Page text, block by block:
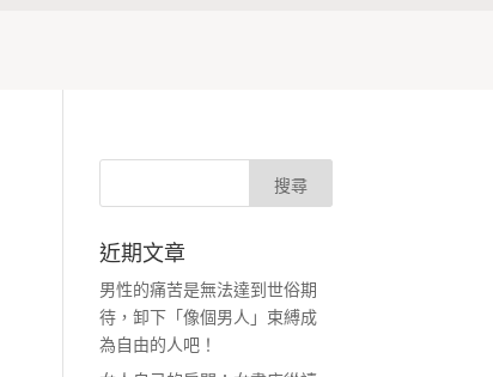
近期文章
男性的痛苦是無法達到世俗期
待，卸下「像個男人」束縛成
為自由的人吧！